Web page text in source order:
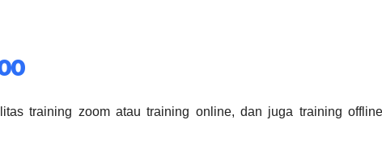
training zoom atau training online, dan juga training